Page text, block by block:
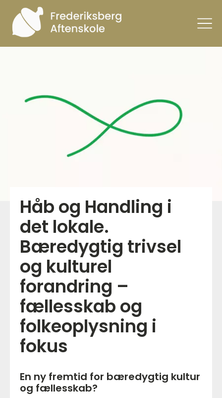
Håb og Handling i
det lokale.
Bæredygtig trivsel
og kulturel
forandring –
fællesskab og
folkeoplysning i
fokus
En ny fremtid for bæredygtig kultur
og fællesskab?